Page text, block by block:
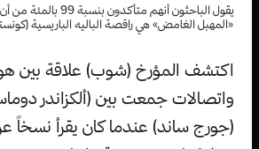
يقول الباحثون أنهم
«المهبل الغامض» هي راقصة الباليه الباريسية
اكتشف المؤرخ (شوب) علاقة بين
واتصالات جمعت بين (ألكزاندر
(جورج ساند) عندما كان يقرأ نسخاً